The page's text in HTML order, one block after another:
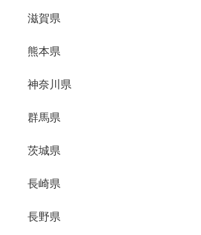
滋賀県
熊本県
神奈川県
群馬県
茨城県
長崎県
長野県